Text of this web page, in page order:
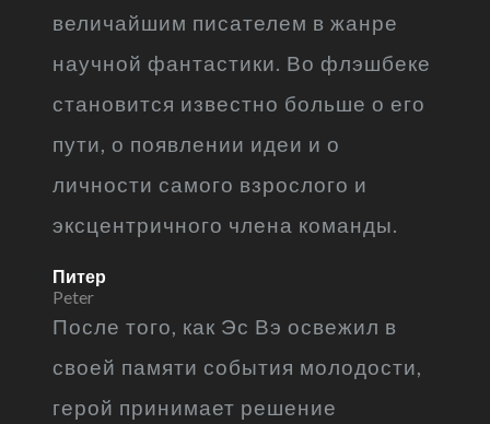
величайшим писателем в жанре
научной фантастики. Во флэшбеке
становится известно больше о его
пути, о появлении идеи и о
личности самого взрослого и
эксцентричного члена команды.
Питер
Peter
После того, как Эс Вэ освежил в
своей памяти события молодости,
герой принимает решение